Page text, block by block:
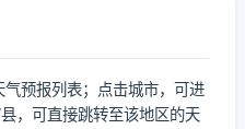
预报列表；点击城市，可进
，可直接跳转至该地区的天